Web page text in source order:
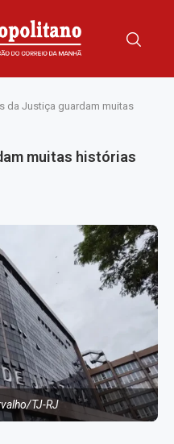
da Justiça guardam muitas
muitas histórias
TJ-RJ